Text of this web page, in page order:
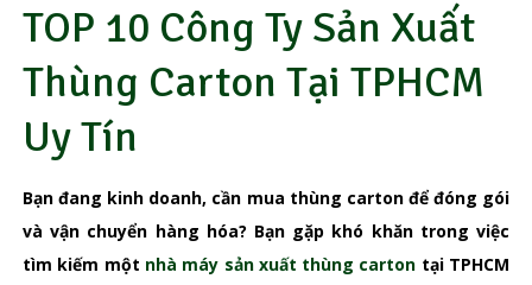
TOP 10 Công Ty Sản Xuất
Thùng Carton Tại TPHCM
Uy Tín
Bạn đang kinh doanh, cần mua thùng carton để đóng gói
và vận chuyển hàng hóa? Bạn gặp khó khăn trong việc
tìm kiếm một nhà máy sản xuất thùng carton tại TPHCM